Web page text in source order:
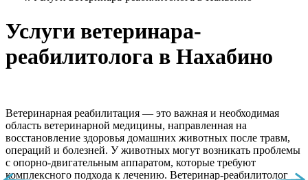
Услуги ветеринара-
реабилитолога в Нахабино
Ветеринарная реабилитация — это важная и необходимая
область ветеринарной медицины, направленная на
восстановление здоровья домашних животных после травм,
операций и болезней. У животных могут возникать проблемы
с опорно-двигательным аппаратом, которые требуют
комплексного подхода к лечению. Ветеринар-реабилитолог